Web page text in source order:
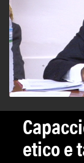
etico e